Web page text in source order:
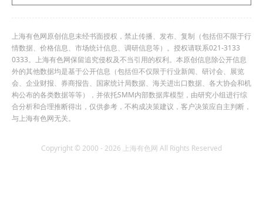
上海有色网原创信息未经书面授权，禁止传播、发布、复制（包括但不限于行
情数据、价格信息、市场统计信息、调研信息等）。授权请联系021-3133
0333。上海有色网保留追究侵权及不当引用的权利。本原创信息除公开信息
外的其他数据均是基于公开信息（包括但不仅限于行业新闻、研讨会、展览
会、企业财报、券商报告、国家统计局数据、海关进出口数据、各大协会和机
构公布的各类数据等等），并依托SMM内部数据库模型，由研究小组进行综
合分析和合理推断得出，仅供参考，不构成决策建议，客户决策应自主判断，
与上海有色网无关。
Copyright © 2000 - 2026 上海有色网 All Rights Reserved